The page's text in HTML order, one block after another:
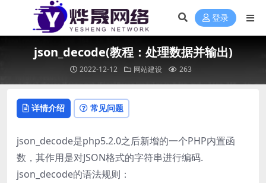
登录
json_decode(教程：处理数据并输出)
2022-12-12 网站建设 263
详情介绍 常见问题
json_decode是php5.2.0之后新增的一个PHP内置函
数，其作用是对JSON格式的字符串进行编码.
json_decode的语法规则：